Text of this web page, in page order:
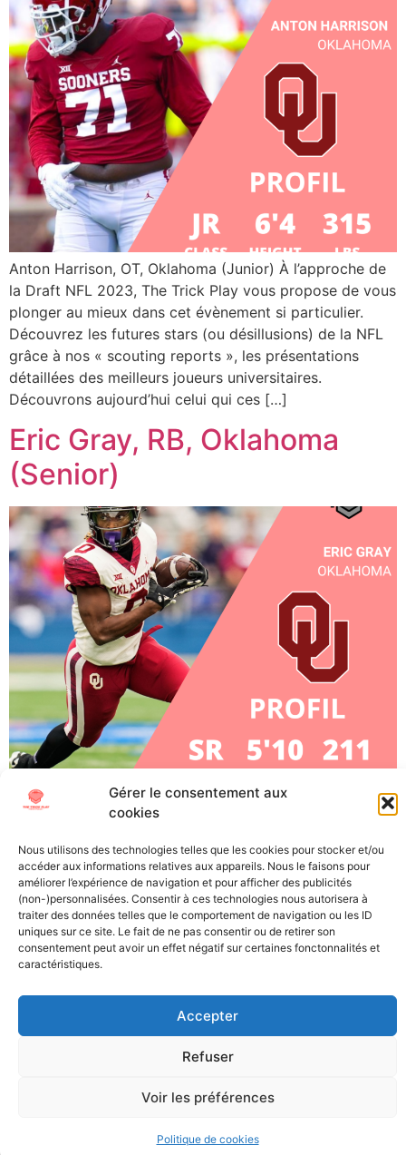
Gérer le consentement aux
cookies
Nous utilisons des technologies telles que les cookies pour stocker et/ou
accéder aux informations relatives aux appareils. Nous le faisons pour
améliorer l’expérience de navigation et pour afficher des publicités
(non-)personnalisées. Consentir à ces technologies nous autorisera à
traiter des données telles que le comportement de navigation ou les ID
uniques sur ce site. Le fait de ne pas consentir ou de retirer son
consentement peut avoir un effet négatif sur certaines fonctonnalités et
caractéristiques.
Accepter
Refuser
Voir les préférences
Politique de cookies
Anton Harrison, OT, Oklahoma (Junior) À l’approche de
la Draft NFL 2023, The Trick Play vous propose de vous
plonger au mieux dans cet évènement si particulier.
Découvrez les futures stars (ou désillusions) de la NFL
grâce à nos « scouting reports », les présentations
détaillées des meilleurs joueurs universitaires.
Découvrons aujourd’hui celui qui ces […]
Eric Gray, RB, Oklahoma
(Senior)
Eric Gray, RB, Oklahoma (Senior) À l’approche de la
Draft NFL 2023, The Trick Play vous propose de vous
Découvrez les futures stars (ou désillusions) de la NFL
grâce à nos « scouting reports », les présentations
détaillées des meilleurs joueurs universitaires.
Découvrons ensemble Eric Gray, le […]
All content on this site is protected by copyright laws. It is
prohibited to reproduce, distribute, or use these materials in any